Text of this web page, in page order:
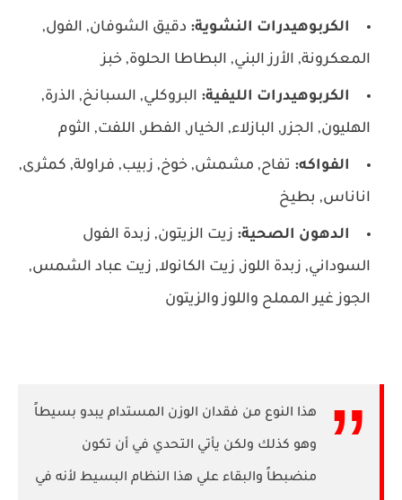
الكربوهيدرات النشوية: دقيق الشوفان, الفول,
المعكرونة, الأرز البني, البطاطا الحلوة, خبز
الكربوهيدرات الليفية: البروكلي, السبانخ, الذرة,
الهليون, الجزر, البازلاء, الخيار, الفطر, اللفت, الثوم
الفواكه: تفاح, مشمش, خوخ, زبيب, فراولة, كمثرى,
اناناس, بطيخ
الدهون الصحية: زيت الزيتون, زبدة الفول
السوداني, زبدة اللوز, زيت الكانولا, زيت عباد الشمس,
الجوز غير المملح واللوز والزيتون
هذا النوع من فقدان الوزن المستدام يبدو بسيطاً
وهو كذلك ولكن يأتي التحدي في أن تكون
منضبطاً والبقاء علي هذا النظام البسيط لأنه في